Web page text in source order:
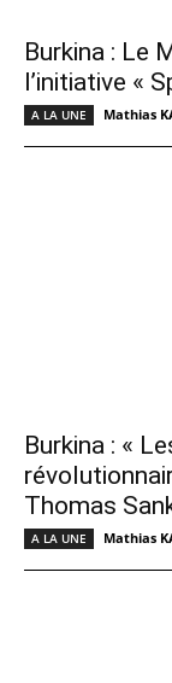
Burkina : Le
l’initiative «
A LA UNE Mathias
Burkina : «
Thomas
A LA UNE Mathias